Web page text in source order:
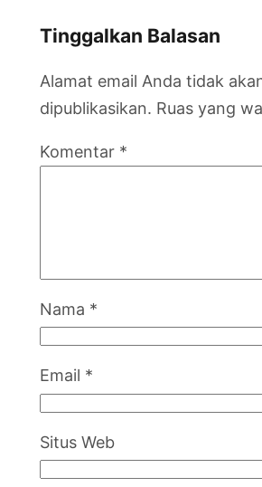
Tinggalkan Balasan
Alamat email Anda tidak
dipublikasikan. Ruas yang
Komentar *
Nama *
Email *
Situs Web